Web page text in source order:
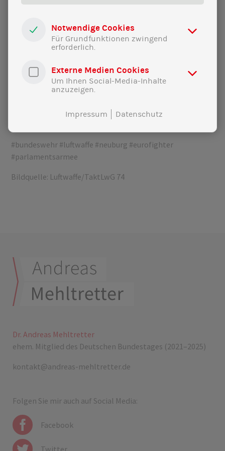
dem Start auch schon die Schallmauer durchbrochen –
dann tatsächlich auch wieder erfolgreich gelandet.
Die Bundeswehr ist eine Parlamentsarmee. Wir
Missionen sich die Bundeswehr beteiligt. Ich habe mich
daher über die Möglichkeit zum direkten Austausch
Soldat*innen an diesem Standort für unsere Sicherheit
#bundeswehr #luftwaffe #neuburg #eurofighter
#parlamentsarmee
Bildquelle: Luftwaffe/TaktLwG 74
Dr. Andreas Mehltretter
ehem. Mitglied des Deutschen Bundestages (2021–2025)
kontakt@andreas-mehltretter.de
Folgen Sie mir auch auf Social Media:
Facebook
Notwendige Cookies
Für Grundfunktionen zwingend
erforderlich.
Externe Medien Cookies
Um Ihnen Social-Media-Inhalte
anzuzeigen.
Impressum Datenschutz